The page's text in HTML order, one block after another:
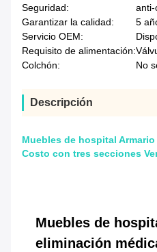
Seguridad:
anti-
Garantizar la calidad:
5
Servicio OEM:
Requisito de alimentación:
Colchón:
No
Descripción
Muebles de hospital
Costo con tres secciones
Muebles de
eliminación